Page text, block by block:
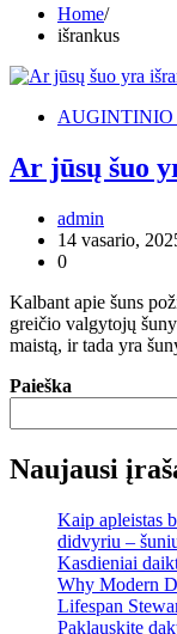
Home
išrankus
AUGINTINIO
Ar jūsų šuo
admin
14 vasario,
0
Kalbant apie šuns
greičio valgytojų
maistą, ir tada yra
Paieška
Naujausi
Kaip apleistas
didvyriu –
Kasdieniai
Why Modern
Lifespan
Paklauskite